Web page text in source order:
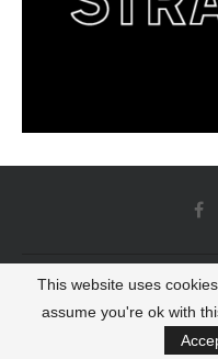
© 2022 -
This website uses
assume you're ok with